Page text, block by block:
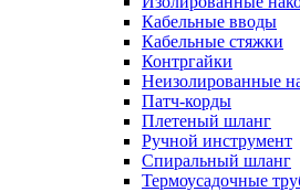
Кабельные вводы
Кабельные стяжки
Контргайки
Неизолированные
Патч-корды
Плетеный шланг
Ручной инструмент
Спиральный шланг
Термоусадочные